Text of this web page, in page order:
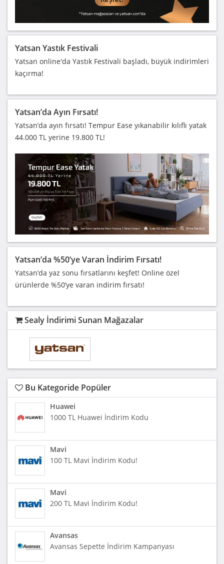
Yatsan Yastık Festivali
Yatsan online'da Yastık Festivali başladı, büyük indirimleri
kaçırma!
Yatsan’da Ayın Fırsatı!
Yatsan’da ayın fırsatı! Tempur Ease yıkanabilir kılıflı yatak
44.000 TL yerine 19.800 TL!
Yatsan’da %50’ye Varan İndirim Fırsatı!
Yatsan’da yaz sonu fırsatlarını keşfet! Online özel
ürünlerde %50’ye varan indirim fırsatı!
Sealy İndirimi Sunan Mağazalar
Bu Kategoride Popüler
Huawei
1000 TL Huawei İndirim Kodu
Mavi
100 TL Mavi İndirim Kodu!
Mavi
200 TL Mavi İndirim Kodu!
Avansas
Avansas Sepette İndirim Kampanyası